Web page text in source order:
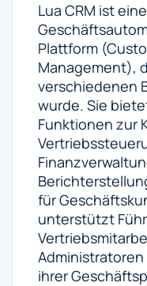
Lua CRM ist
Plattform
Management),
verschiedenen
wurde. Sie
Funktionen zur
für
unterstützt
ihrer